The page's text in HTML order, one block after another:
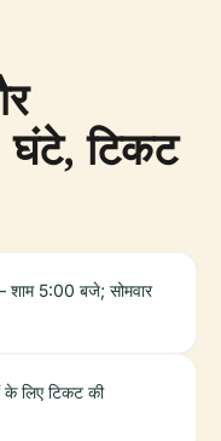
घंटे, टिकट
शाम 5:00 बजे; सोमवार
के लिए टिकट की